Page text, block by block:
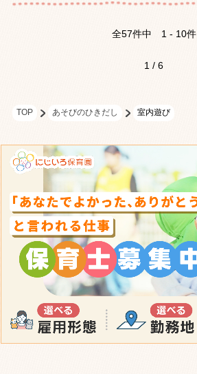
全57件中 1 - 10件
1 / 6
TOP あそびのひきだし 室内遊び